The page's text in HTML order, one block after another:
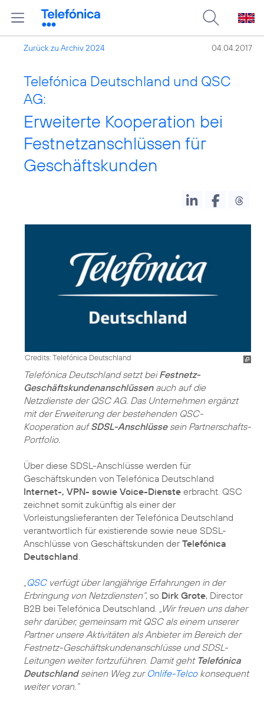
Zurück zu Archiv 2024 04.04.2017
Telefónica Deutschland und QSC
AG:
Erweiterte Kooperation bei
Festnetzanschlüssen für
Geschäftskunden
Credits: Telefónica Deutschland
Telefónica Deutschland setzt beiFestnetz-
Geschäftskundenanschlüssenauch auf die
Netzdienste der QSC AG. Das Unternehmen ergänzt
mit der Erweiterung der bestehenden QSC-
Kooperation aufSDSL-Anschlüssesein Partnerschafts-
Portfolio.
Über diese SDSL-Anschlüsse werden für
Geschäftskunden von Telefónica Deutschland
Internet-, VPN- sowie Voice-Dienste erbracht. QSC
zeichnet somit zukünftig als einer der
Vorleistungslieferanten der Telefónica Deutschland
verantwortlich für existierende sowie neue SDSL-
Anschlüsse von Geschäftskunden derTelefónica
Deutschland.
„QSCverfügt über langjährige Erfahrungen in der
Erbringung von Netzdiensten“, so Dirk Grote, Director
B2B bei Telefónica Deutschland. „Wir freuen uns daher
sehr darüber, gemeinsam mit QSC als einem unserer
Partner unsere Aktivitäten als Anbieter im Bereich der
Festnetz-Geschäftskundenanschlüsse und SDSL-
Leitungen weiter fortzuführen. Damit geht Telefónica
Deutschlandseinen Weg zur Onlife-Telcokonsequent
weiter voran.“